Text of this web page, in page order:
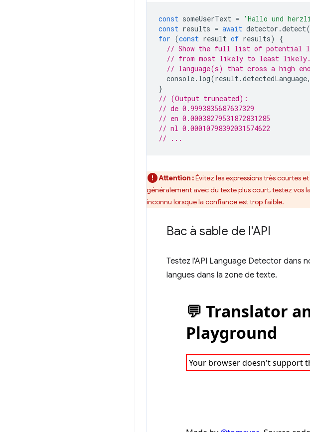
const someUserText = 'Hallo und
const results = await detector .detect(
for (const result of results)
{
// Show the full list of potential
// from most likely to least likely.
// language(s) that cross a high
console. log(result.detectedLanguage,
}
// (Output truncated):
// de 0.9993835687637329
// en 0.00038279531872831285
// nl 0.00010798392031574622
// ...
Attention :Évitez les expressions très courtes
généralement avec du texte plus court, testez vos
inconnu lorsque la confiance est trop faible.
Bac à sable de l'API
Testez l'API Language Detector dans
langues dans la zone de texte.